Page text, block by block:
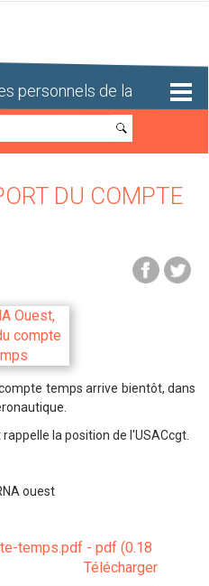
personnels de la
Recherche
DU COMPTE
temps arrive bientôt, dans
la position de l'USACcgt.
ouest
temps.pdf - pdf (0.18
Télécharger